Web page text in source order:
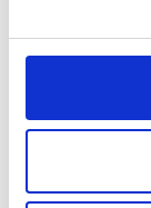
Harald
skrivekløe til